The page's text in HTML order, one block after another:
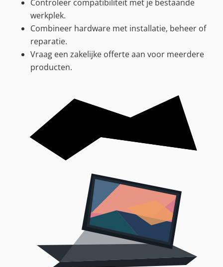
Controleer compatibiliteit met je bestaande
werkplek.
Combineer hardware met installatie, beheer of
reparatie.
Vraag een zakelijke offerte aan voor meerdere
producten.